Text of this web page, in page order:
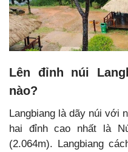
Lên đỉnh núi
nào?
Langbiang là dãy núi với
hai đỉnh cao nhất là
(2.064m). Langbiang